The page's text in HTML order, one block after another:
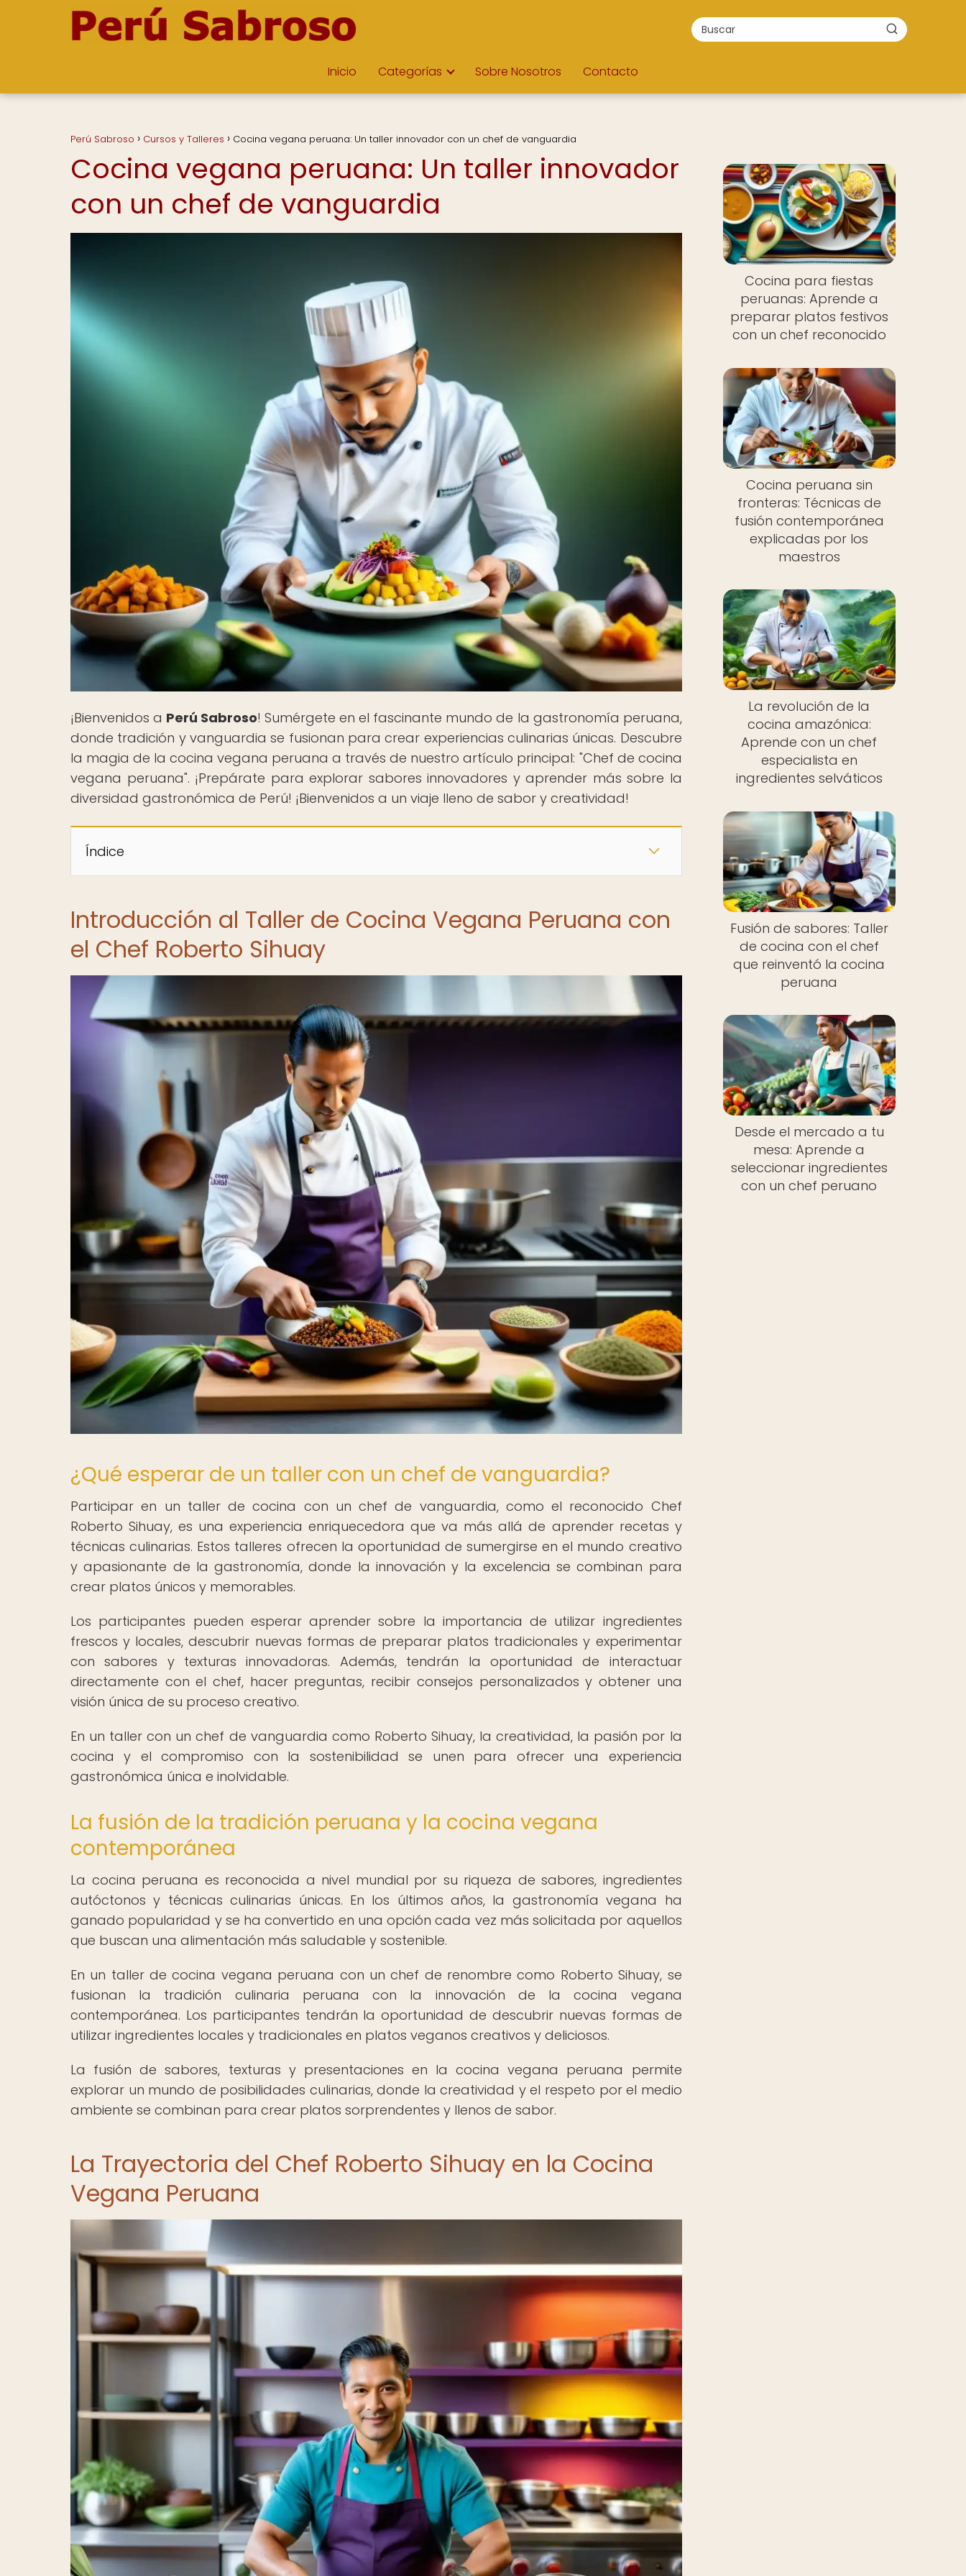
Inicio Categorías Sobre Nosotros Contacto
Perú Sabroso Cursos y Talleres Cocina vegana peruana: Un taller innovador con un chef de vanguardia
Cocina vegana peruana: Un taller innovador
con un chef de vanguardia
¡Bienvenidos a Perú Sabroso! Sumérgete en el fascinante mundo de la gastronomía peruana,
donde tradición y vanguardia se fusionan para crear experiencias culinarias únicas. Descubre
la magia de la cocina vegana peruana a través de nuestro artículo principal: "Chef de cocina
vegana peruana". ¡Prepárate para explorar sabores innovadores y aprender más sobre la
diversidad gastronómica de Perú! ¡Bienvenidos a un viaje lleno de sabor y creatividad!
Índice
Introducción al Taller de Cocina Vegana Peruana con
el Chef Roberto Sihuay
¿Qué esperar de un taller con un chef de vanguardia?
Participar en un taller de cocina con un chef de vanguardia, como el reconocido Chef
Roberto Sihuay, es una experiencia enriquecedora que va más allá de aprender recetas y
técnicas culinarias. Estos talleres ofrecen la oportunidad de sumergirse en el mundo creativo
y apasionante de la gastronomía, donde la innovación y la excelencia se combinan para
crear platos únicos y memorables.
Los participantes pueden esperar aprender sobre la importancia de utilizar ingredientes
frescos y locales, descubrir nuevas formas de preparar platos tradicionales y experimentar
con sabores y texturas innovadoras. Además, tendrán la oportunidad de interactuar
directamente con el chef, hacer preguntas, recibir consejos personalizados y obtener una
visión única de su proceso creativo.
En un taller con un chef de vanguardia como Roberto Sihuay, la creatividad, la pasión por la
cocina y el compromiso con la sostenibilidad se unen para ofrecer una experiencia
gastronómica única e inolvidable.
La fusión de la tradición peruana y la cocina vegana
contemporánea
La cocina peruana es reconocida a nivel mundial por su riqueza de sabores, ingredientes
autóctonos y técnicas culinarias únicas. En los últimos años, la gastronomía vegana ha
ganado popularidad y se ha convertido en una opción cada vez más solicitada por aquellos
que buscan una alimentación más saludable y sostenible.
En un taller de cocina vegana peruana con un chef de renombre como Roberto Sihuay, se
fusionan la tradición culinaria peruana con la innovación de la cocina vegana
contemporánea. Los participantes tendrán la oportunidad de descubrir nuevas formas de
utilizar ingredientes locales y tradicionales en platos veganos creativos y deliciosos.
La fusión de sabores, texturas y presentaciones en la cocina vegana peruana permite
explorar un mundo de posibilidades culinarias, donde la creatividad y el respeto por el medio
ambiente se combinan para crear platos sorprendentes y llenos de sabor.
La Trayectoria del Chef Roberto Sihuay en la Cocina
Vegana Peruana
Cocina para fiestas
peruanas: Aprende a
preparar platos festivos
con un chef reconocido
Cocina peruana sin
fronteras: Técnicas de
fusión contemporánea
explicadas por los
maestros
La revolución de la
cocina amazónica:
Aprende con un chef
especialista en
ingredientes selváticos
Fusión de sabores: Taller
de cocina con el chef
que reinventó la cocina
peruana
Desde el mercado a tu
mesa: Aprende a
seleccionar ingredientes
con un chef peruano